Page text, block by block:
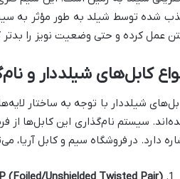
شده توسط شیلد به طور مؤثر به
عمل کرده و حتی وضعیت نویز را بدتر
کابل‌های شیلددار و
شیلددار با توجه به ساختار
دارد. در فروشگاه سیم و کابل آریا،